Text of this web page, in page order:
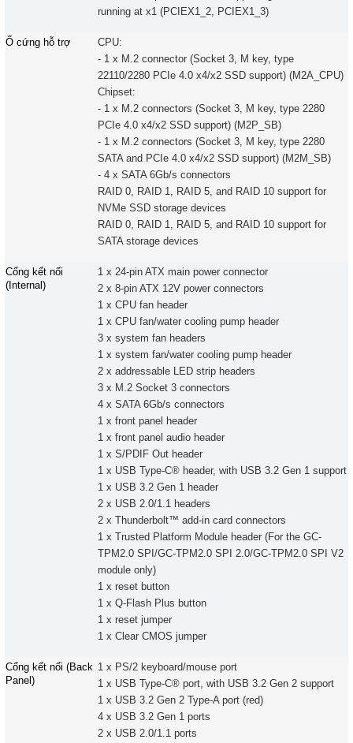
running at x1 (PCIEX1_2, PCIEX1_3)
Ổ cứng hỗ trợ
CPU:
- 1 x M.2 connector (Socket 3, M key, type
22110/2280 PCIe 4.0 x4/x2 SSD support) (M2A_CPU)
Chipset:
- 1 x M.2 connectors (Socket 3, M key, type 2280
PCIe 4.0 x4/x2 SSD support) (M2P_SB)
- 1 x M.2 connectors (Socket 3, M key, type 2280
SATA and PCIe 4.0 x4/x2 SSD support) (M2M_SB)
- 4 x SATA 6Gb/s connectors
RAID 0, RAID 1, RAID 5, and RAID 10 support for
NVMe SSD storage devices
RAID 0, RAID 1, RAID 5, and RAID 10 support for
SATA storage devices
Cổng kết nối
(Internal)
1 x 24-pin ATX main power connector
2 x 8-pin ATX 12V power connectors
1 x CPU fan header
1 x CPU fan/water cooling pump header
3 x system fan headers
1 x system fan/water cooling pump header
2 x addressable LED strip headers
3 x M.2 Socket 3 connectors
4 x SATA 6Gb/s connectors
1 x front panel header
1 x front panel audio header
1 x S/PDIF Out header
1 x USB Type-C® header, with USB 3.2 Gen 1 support
1 x USB 3.2 Gen 1 header
2 x USB 2.0/1.1 headers
2 x Thunderbolt™ add-in card connectors
1 x Trusted Platform Module header (For the GC-
TPM2.0 SPI/GC-TPM2.0 SPI 2.0/GC-TPM2.0 SPI V2
module only)
1 x reset button
1 x Q-Flash Plus button
1 x reset jumper
1 x Clear CMOS jumper
Cổng kết nối (Back
Panel)
1 x PS/2 keyboard/mouse port
1 x USB Type-C® port, with USB 3.2 Gen 2 support
1 x USB 3.2 Gen 2 Type-A port (red)
4 x USB 3.2 Gen 1 ports
2 x USB 2.0/1.1 ports